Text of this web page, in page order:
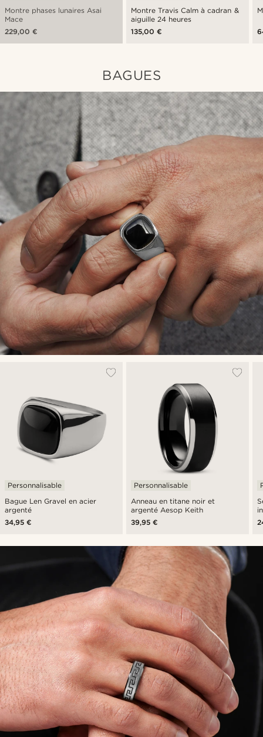
Montre phases lunaires Asai
Mace
229,00 €
Montre Travis Calm à cadran &
aiguille 24 heures
135,00 €
BAGUES
Bague Len Gravel en acier
argenté
Personnalisable
34,95 €
Anneau en titane noir et
argenté Aesop Keith
Personnalisable
39,95 €